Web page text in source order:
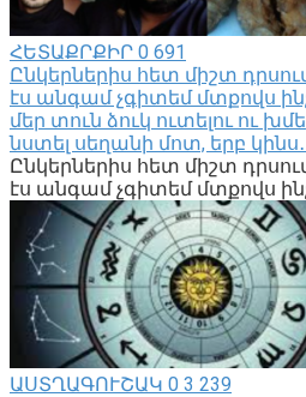
ՀԵՏԱՔՐՔԻՐ 0 691
Ընկերներիս հետ միշտ
էս անգամ չգիտեմ մտքովս
մեր տուն ձուկ ուտելու ու
նստել սեղանի մոտ, երբ
Ընկերներիս հետ միշտ
էս անգամ չգիտեմ մտքովս
ԱՍՏՂԱԳՈՒՇԱԿ 0 3 239